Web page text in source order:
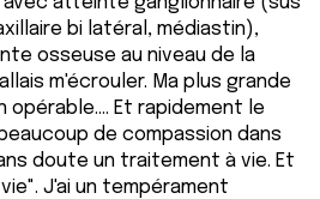
bi latéral, médiastin),
osseuse au niveau de la
m'écrouler. Ma plus grande
opérable.... Et rapidement le
de compassion dans
doute un traitement à vie. Et
J'ai un tempérament